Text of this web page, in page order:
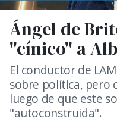
Ángel de
"cínico" a
El conductor de
sobre política, pero
luego de que este
"autoconstruida".